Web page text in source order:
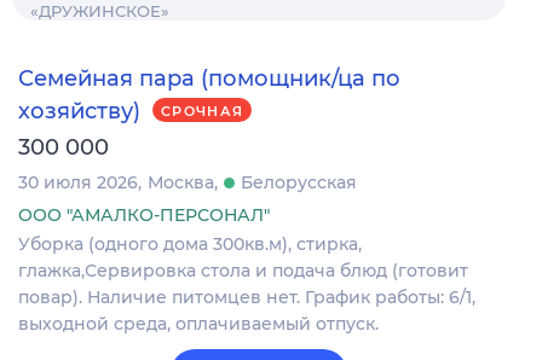
«ДРУЖИНСКОЕ»
Семейная пара (помощник/ца по
хозяйству)
СРОЧНАЯ
300 000
30 июля 2026 Москва
Белорусская
ООО "АМАЛКО-ПЕРСОНАЛ"
Уборка (одного дома 300кв.м), стирка,
глажка,Сервировка стола и подача блюд (готовит
повар). Наличие питомцев нет. График работы: 6/1,
выходной среда, оплачиваемый отпуск.